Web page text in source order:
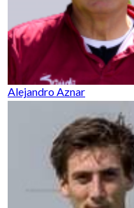
Alejandro Aznar